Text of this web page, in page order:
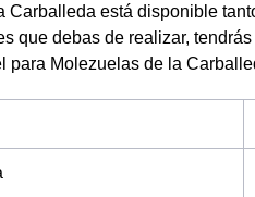
está disponible
que debas de realizar,
para Molezuelas de la